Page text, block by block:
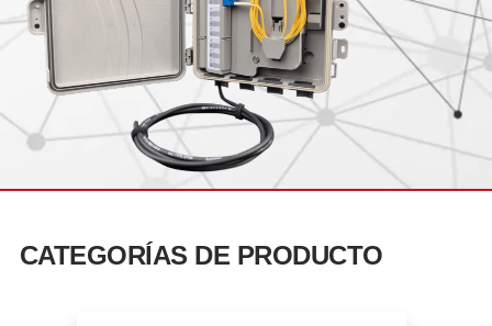
CATEGORÍAS DE PRODUCTO